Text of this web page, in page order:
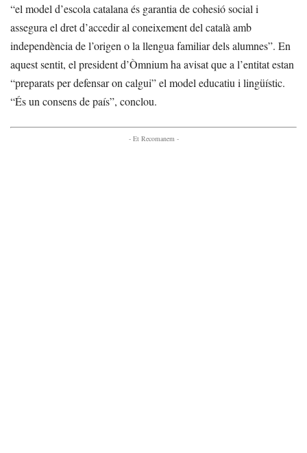
“el model d’escola catalana és garantia de cohesió social i
assegura el dret d’accedir al coneixement del català amb
independència de l’origen o la llengua familiar dels alumnes”. En
aquest sentit, el president d’Òmnium ha avisat que a l’entitat estan
“preparats per defensar on calgui” el model educatiu i lingüístic.
“És un consens de país”, conclou.
- Et Recomanem -